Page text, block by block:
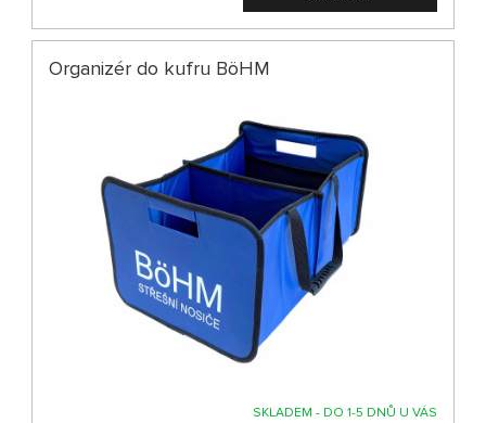
Organizér do kufru BöHM
SKLADEM - DO 1-5 DNŮ U VÁS